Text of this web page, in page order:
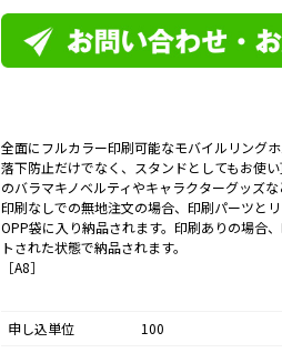
全面にフルカラー印刷可能なモバイルリング
落下防止だけでなく、スタンドとしてもお使
のバラマキノベルティやキャラクターグッズ
印刷なしでの無地注文の場合、印刷パーツと
OPP袋に入り納品されます。印刷ありの場合
トされた状態で納品されます。
［A8］
申し込単位
100